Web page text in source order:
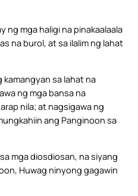
ng mga haligi na pinakaalaala
na burol, at sa ilalim ng lahat
kamangyan sa lahat na
ng mga bansa na
nila; at nagsigawa ng
ang Panginoon sa
mga diosdiosan, na siyang
Huwag ninyong gagawin